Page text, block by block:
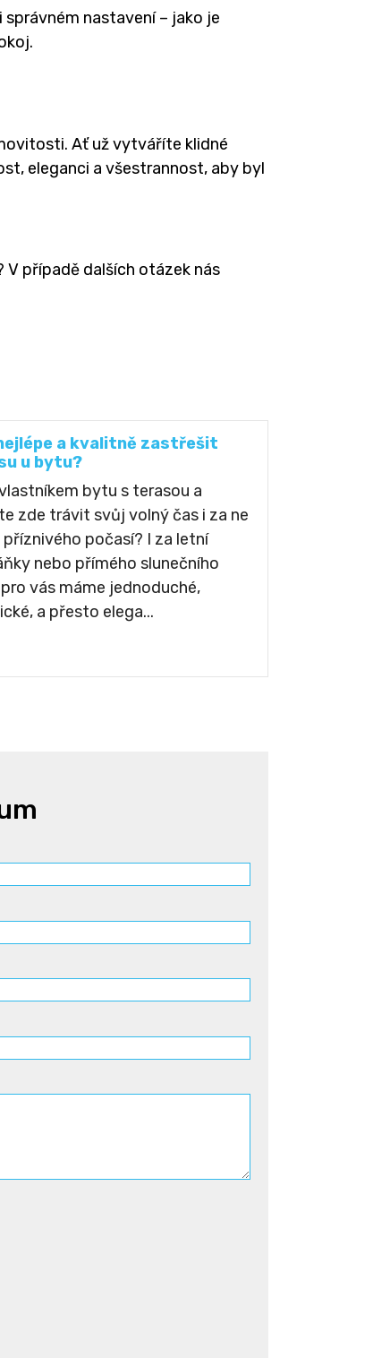
nastavení – jako je
Ať už vytváříte klidné
eleganci a všestrannost, aby byl
V případě dalších otázek nás
a kvalitně zastřešit
u bytu?
bytu s terasou a
zde trávit svůj volný čas i za ne
příznivého počasí? I za letní
nebo přímého slunečního
vás máme jednoduché,
a přesto elega...